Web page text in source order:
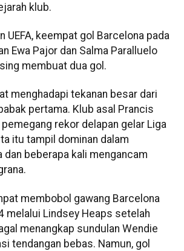
klub.
UEFA, keempat gol Barcelona pada
Ewa Pajor dan Salma Paralluelo
membuat dua gol.
menghadapi tekanan besar dari
pertama. Klub asal Prancis
rekor delapan gelar Liga
itu tampil dominan dalam
dan beberapa kali mengancam
membobol gawang Barcelona
melalui Lindsey Heaps setelah
menangkap sundulan Wendie
tendangan bebas. Namun, gol